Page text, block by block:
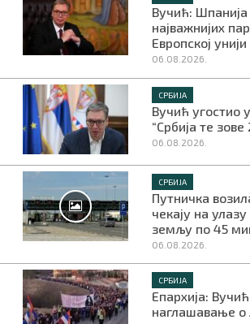
Вучић: Шпанија
најважнијих
Европској унији
06.08.2026.
СРБИЈА
Вучић угостио
“Србија те зове
06.08.2026.
СРБИЈА
Путничка
чекају на
земљу по 45
06.08.2026.
СРБИЈА
Епархија:
наглашавање о